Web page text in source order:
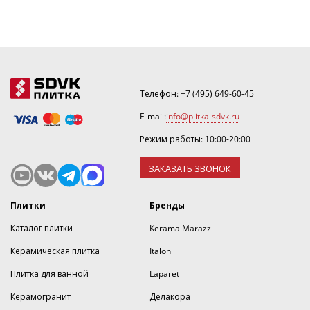
Телефон:+7 (495) 649-60-45
E-mail:info@plitka-sdvk.ru
Режим работы: 10:00-20:00
ЗАКАЗАТЬ ЗВОНОК
Плитки
Каталог плитки
Керамическая плитка
Плитка для ванной
Керамогранит
Бренды
Kerama Marazzi
Italon
Laparet
Делакора